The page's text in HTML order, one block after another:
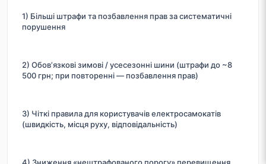
1) Більші штрафи та позбавлення прав за систематичні
порушення
2) Обов’язкові зимові / усесезонні шини (штрафи до ~8
500 грн; при повторенні — позбавлення прав)
3) Чіткі правила для користувачів електросамокатів
(швидкість, місця руху, відповідальність)